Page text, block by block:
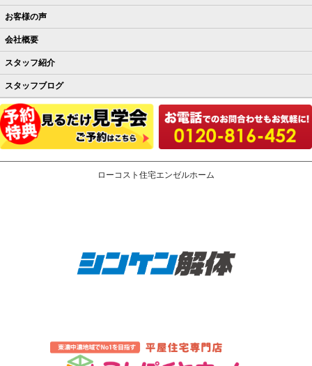
お客様の声
会社概要
スタッフ紹介
スタッフブログ
ローコスト住宅エンゼルホーム